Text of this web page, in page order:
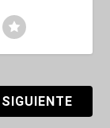
SIGUIENTE